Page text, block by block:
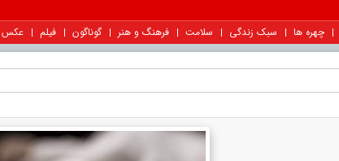
چهره ها سبک زندگی سلامت فرهنگ و هنر گوناگون فیلم عکس